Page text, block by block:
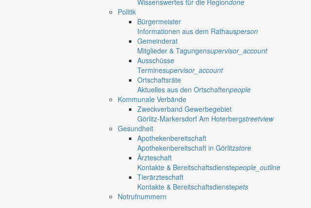
Wissenswertes für die Regiondone
Politik
Bürgermeister
Informationen aus dem Rathausperson
Gemeinderat
Mitglieder & Tagungensupervisor_account
Ausschüsse
Terminesupervisor_account
Ortschaftsräte
Aktuelles aus den Ortschaftenpeople
Kommunale Verbände
Zweckverband Gewerbegebiet
Görlitz-Markersdorf Am Hoterbergstreetview
Gesundheit
Apothekenbereitschaft
Apothekenbereitschaft in Görlitzstore
Ärzteschaft
Kontakte & Bereitschaftsdienstepeople_outline
Tierärzteschaft
Kontakte & Bereitschaftsdienstepets
Notrufnummern